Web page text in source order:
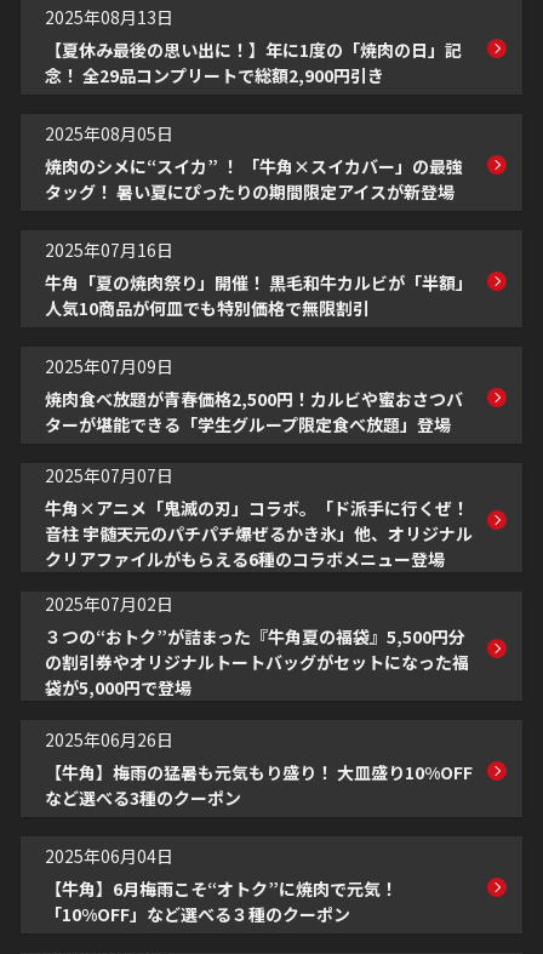
2025年08月13日
【夏休み最後の思い出に！】年に1度の「焼肉の日」記
念！ 全29品コンプリートで総額2,900円引き
2025年08月05日
焼肉のシメに“スイカ” ！ 「牛角×スイカバー」の最強
タッグ！ 暑い夏にぴったりの期間限定アイスが新登場
2025年07月16日
牛角「夏の焼肉祭り」開催！ 黒毛和牛カルビが「半額」
人気10商品が何皿でも特別価格で無限割引
2025年07月09日
焼肉食べ放題が青春価格2,500円！カルビや蜜おさつバ
ターが堪能できる「学生グループ限定食べ放題」登場
2025年07月07日
牛角×アニメ「鬼滅の刃」コラボ。「ド派手に行くぜ！
音柱 宇髄天元のパチパチ爆ぜるかき氷」他、オリジナル
クリアファイルがもらえる6種のコラボメニュー登場
2025年07月02日
３つの“おトク”が詰まった『牛角夏の福袋』5,500円分
の割引券やオリジナルトートバッグがセットになった福
袋が5,000円で登場
2025年06月26日
【牛角】梅雨の猛暑も元気もり盛り！ 大皿盛り10%OFF
など選べる3種のクーポン
2025年06月04日
【牛角】6月梅雨こそ“オトク”に焼肉で元気！
「10%OFF」など選べる３種のクーポン